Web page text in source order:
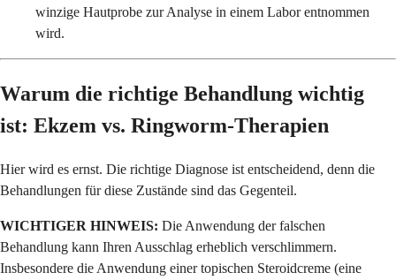
winzige Hautprobe zur Analyse in einem Labor entnommen
wird.
Warum die richtige Behandlung wichtig
ist: Ekzem vs. Ringworm-Therapien
Hier wird es ernst. Die richtige Diagnose ist entscheidend, denn die
Behandlungen für diese Zustände sind das Gegenteil.
WICHTIGER HINWEIS: Die Anwendung der falschen
Behandlung kann Ihren Ausschlag erheblich verschlimmern.
Insbesondere die Anwendung einer topischen Steroidcreme (eine